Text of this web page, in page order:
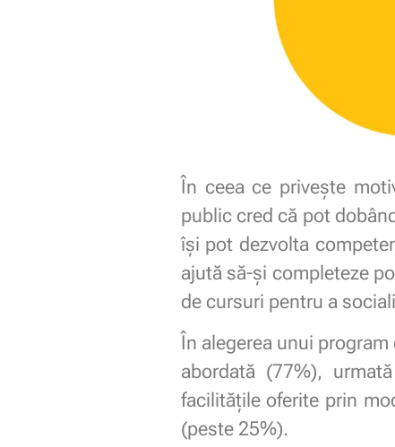
În ceea ce privește
public cred că pot
își pot dezvolta
ajută să-și completeze
de cursuri pentru a
În alegerea unui
abordată (77%),
facilitățile oferite prin
(peste 25%).